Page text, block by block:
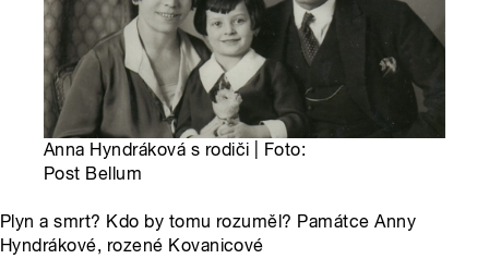
Anna Hyndráková s rodiči | Foto:
Post Bellum
Plyn a smrt? Kdo by tomu rozuměl? Památce Anny
Hyndrákové, rozené Kovanicové